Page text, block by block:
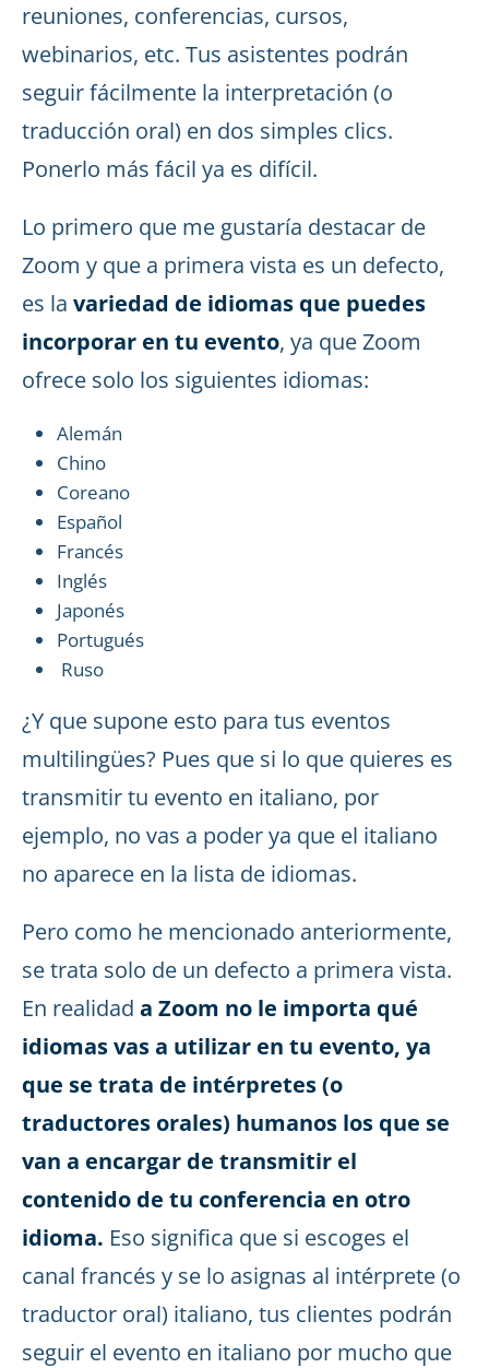
reuniones, conferencias, cursos,
webinarios, etc. Tus asistentes podrán
seguir fácilmente la interpretación (o
traducción oral) en dos simples clics.
Ponerlo más fácil ya es difícil.
Lo primero que me gustaría destacar de
Zoom y que a primera vista es un defecto,
es la variedad de idiomas que puedes
incorporar en tu evento, ya que Zoom
ofrece solo los siguientes idiomas:
Alemán
Chino
Coreano
Español
Francés
Inglés
Japonés
Portugués
Ruso
¿Y que supone esto para tus eventos
multilingües? Pues que si lo que quieres es
transmitir tu evento en italiano, por
ejemplo, no vas a poder ya que el italiano
no aparece en la lista de idiomas.
Pero como he mencionado anteriormente,
se trata solo de un defecto a primera vista.
En realidad a Zoom no le importa qué
idiomas vas a utilizar en tu evento, ya
que se trata de intérpretes (o
traductores orales) humanos los que se
van a encargar de transmitir el
contenido de tu conferencia en otro
idioma. Eso significa que si escoges el
canal francés y se lo asignas al intérprete (o
traductor oral) italiano, tus clientes podrán
seguir el evento en italiano por mucho que